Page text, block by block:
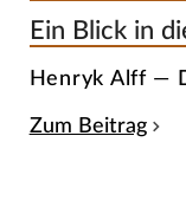
Ein Blick in
Henryk Alff —
Zum Beitrag